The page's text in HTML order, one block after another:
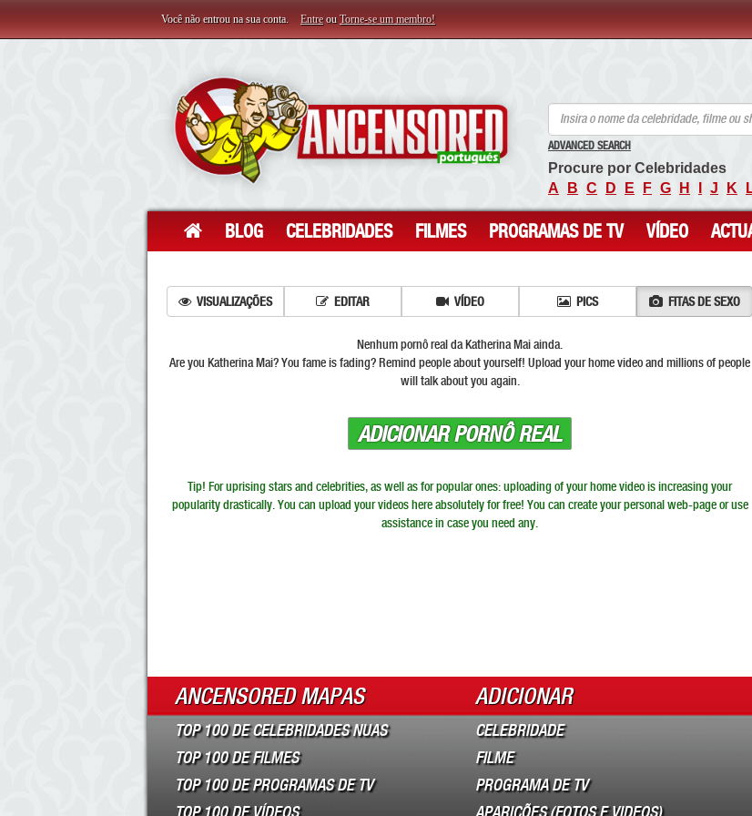
Você não entrou na sua conta. Entreou Torne-se um membro!
ADVANCED SEARCH
Procure por Celebridades
A
B C D E F G H J K
BLOG CELEBRIDADES FILMES PROGRAMAS DE TV VÍDEO
VISUALIZAÇÕES EDITAR VÍDEO PICS FITAS DE SEXO
Nenhum pornô real da Katherina Mai ainda.
Are you Katherina Mai? You fame is fading? Remind people about yourself! Upload your home video and millions of people
will talk about you again.
ADICIONAR PORNÔ REAL
Tip! For uprising stars and celebrities, as well as for popular ones: uploading of your home video is increasing your
popularity drastically. You can upload your videos here absolutely for free! You can create your personal web-page or use
assistance in case you need any.
ANCENSORED MAPAS
TOP 100 DE CELEBRIDADES NUAS
TOP 100 DE FILMES
TOP 100 DE PROGRAMAS DE TV
ADICIONAR
CELEBRIDADE
FILME
PROGRAMA DE TV